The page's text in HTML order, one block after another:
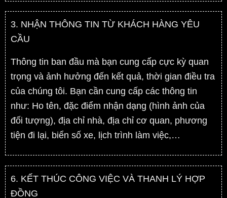
3. NHẬN THÔNG TIN TỪ KHÁCH HÀNG YÊU
CẦU
Thông tin ban đầu mà bạn cung cấp cực kỳ quan
trọng và ảnh hưởng đến kết quả, thời gian điều tra
của chúng tôi. Bạn cần cung cấp các thông tin
như: Ho tên, đặc điểm nhận dạng (hình ảnh của
đối tượng), địa chỉ nhà, địa chỉ cơ quan, phương
tiện đi lại, biển số xe, lịch trình làm việc,…
6. KẾT THÚC CÔNG VIỆC VÀ THANH LÝ HỢP
ĐỒNG